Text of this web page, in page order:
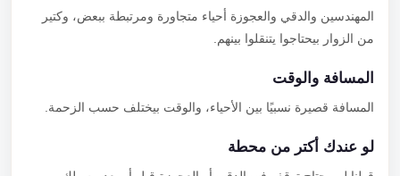
المهندسين والدقي والعجوزة أحياء متجاورة ومرتبطة ببعض، وكتير
من الزوار بيحتاجوا يتنقلوا بينهم.
المسافة والوقت
المسافة قصيرة نسبيًا بين الأحياء، والوقت بيختلف حسب الزحمة.
لو عندك أكتر من محطة